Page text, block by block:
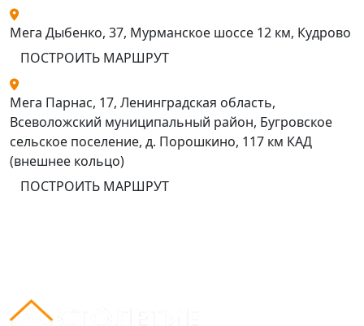
Мега Дыбенко, 37, Мурманское шоссе 12 км, Кудрово
ПОСТРОИТЬ МАРШРУТ
Мега Парнас, 17, Ленинградская область,
Всеволожский муниципальный район, Бугровское
сельское поселение, д. Порошкино, 117 км КАД
(внешнее кольцо)
ПОСТРОИТЬ МАРШРУТ